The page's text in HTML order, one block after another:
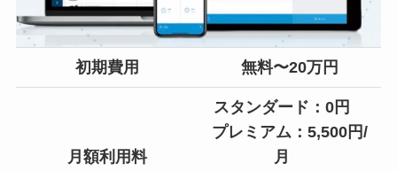
初期費用 無料〜20万円
月額利用料
スタンダード：0円
プレミアム：5,500円/
月